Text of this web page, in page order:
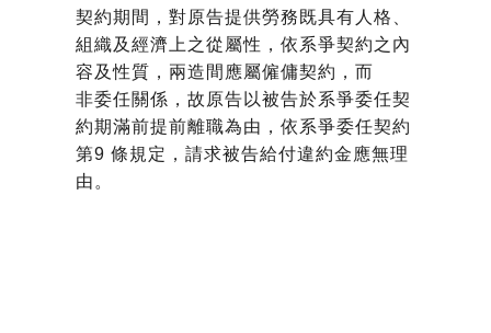
契約期間，對原告提供勞務既具有人格、
組織及經濟上之從屬性，依系爭契約之內
容及性質，兩造間應屬僱傭契約，而
非委任關係，故原告以被告於系爭委任契
約期滿前提前離職為由，依系爭委任契約
第9 條規定，請求被告給付違約金應無理
由。